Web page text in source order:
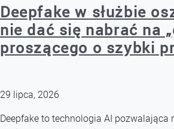
Deepfake w służbie
nie dać się nabrać na
proszącego o szybki
29 lipca, 2026
Deepfake to technologia AI pozwalająca